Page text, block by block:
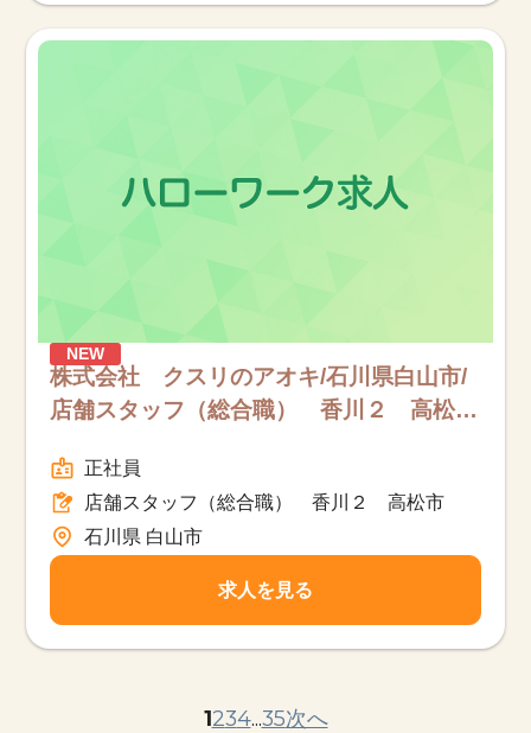
NEW
株式会社 クスリのアオキ/石川県白山市/
店舗スタッフ（総合職） 香川２ 高松
正社員
店舗スタッフ（総合職） 香川２ 高松市
石川県 白山市
求人を見る
1234...35次へ